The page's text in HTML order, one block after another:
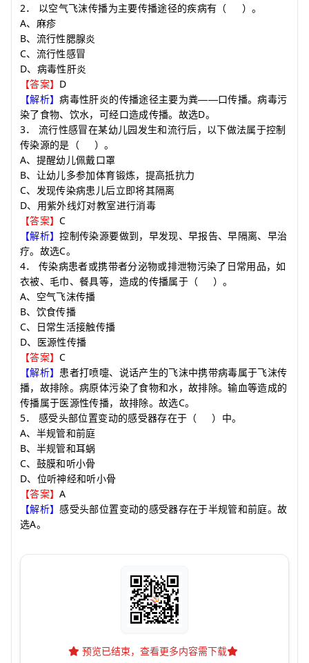
2． 以空气飞沫传播为主要传播途径的疾病有 （ ） 。
A、麻疹
B、流行性腮腺炎
C、流行性感冒
D、病毒性肝炎
【答案】 D
【解析】病毒性肝炎的传播途径主要为粪——口传播。病毒污
染了食物、饮水，可经口造成传播。故选D。
3．
流行性感冒在某幼儿园发生和流行后，以下做法属于控制
传染源的是 （ ）。
A、提醒幼儿佩戴口罩
B、让幼儿多参加体育锻炼，提高抵抗力
C、发现传染病患儿后立即将其隔离
D、用紫外线灯对教室进行消毒
【答案】C
【解析】控制传染源要做到，早发现、早报告、早隔离、早治
疗。故选C。
4．
传染病患者或携带者分泌物或排泄物污染了日常用品，如
衣被、毛巾、餐具等，造成的传播属于（ ）。
A、空气飞沫传播
B、饮食传播
C、日常生活接触传播
D、医源性传播
【答案】C
【解析】 患者打喷嚏、说话产生的飞沫中携带病毒属于飞沫传
播，故排除。病原体污染了食物和水，故排除。输血等造成的
传播属于医源性传播，故排除。故选C。
5． 感受头部位置变动的感受器存在于 （ ） 中。
A、半规管和前庭
B、半规管和耳蜗
C、鼓膜和听小骨
D、位听神经和听小骨
【答案】A
【解析】感受头部位置变动的感受器存在于半规管和前庭。故
选A。
预览已结束，查看更多内容需下载